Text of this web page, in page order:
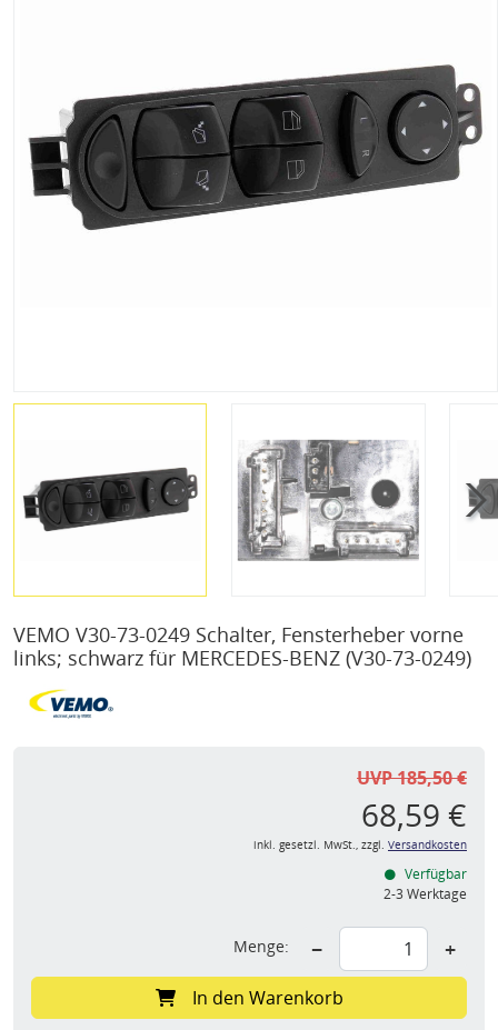
VEMO V30-73-0249 Schalter, Fensterheber vorne
links; schwarz für MERCEDES-BENZ (V30-73-0249)
UVP 185,50 €
68,59 €
inkl. gesetzl. MwSt., zzgl. Versandkosten
Verfügbar
2-3 Werktage
Menge: − +
In den Warenkorb